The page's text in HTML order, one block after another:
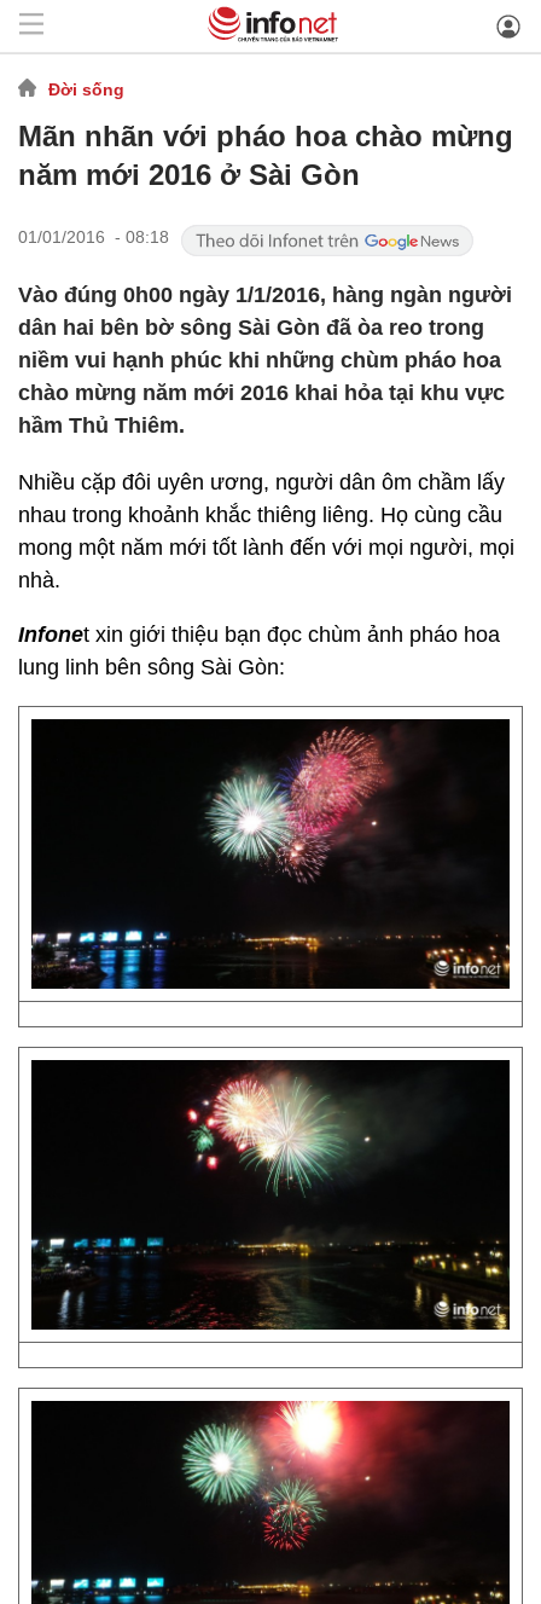
Đời sống
Mãn nhãn với pháo hoa chào mừng
năm mới 2016 ở Sài Gòn
01/01/2016 - 08:18
Vào đúng 0h00 ngày 1/1/2016, hàng ngàn người
dân hai bên bờ sông Sài Gòn đã òa reo trong
niềm vui hạnh phúc khi những chùm pháo hoa
chào mừng năm mới 2016 khai hỏa tại khu vực
hầm Thủ Thiêm.
Nhiều cặp đôi uyên ương, người dân ôm chầm lấy
nhau trong khoảnh khắc thiêng liêng. Họ cùng cầu
mong một năm mới tốt lành đến với mọi người, mọi
nhà.
Infonet xin giới thiệu bạn đọc chùm ảnh pháo hoa
lung linh bên sông Sài Gòn: